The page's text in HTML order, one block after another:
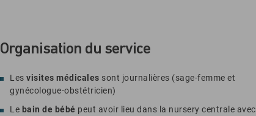
Organisation du service
Les visites médicales sont journalières (sage-femme et
gynécologue-obstétricien)
Le bain de bébé peut avoir lieu dans la nursery centrale avec